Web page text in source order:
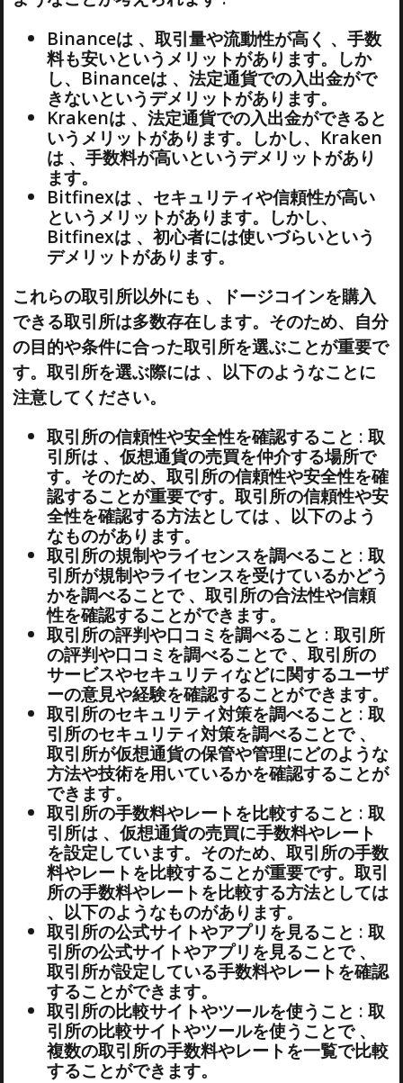
Binanceは 、取引量や流動性が高く 、手数
料も安いというメリットがあります。しか
し、Binanceは 、法定通貨での入出金がで
きないというデメリットがあります。
Krakenは 、法定通貨での入出金ができると
いうメリットがあります。しかし、Kraken
は 、手数料が高いというデメリットがあり
ます。
Bitfinexは 、セキュリティや信頼性が高い
というメリットがあります。しかし、
Bitfinexは 、初心者には使いづらいという
デメリットがあります。
これらの取引所以外にも 、ドージコインを購入
できる取引所は多数存在します。そのため、自分
の目的や条件に合った取引所を選ぶことが重要で
す。取引所を選ぶ際には 、以下のようなことに
注意してください。
取引所の信頼性や安全性を確認すること : 取
引所は 、仮想通貨の売買を仲介する場所で
す。そのため、取引所の信頼性や安全性を確
認することが重要です。取引所の信頼性や安
全性を確認する方法としては 、以下のよう
なものがあります。
取引所の規制やライセンスを調べること : 取
引所が規制やライセンスを受けているかどう
かを調べることで 、取引所の合法性や信頼
性を確認することができます。
取引所の評判や口コミを調べること : 取引所
の評判や口コミを調べることで 、取引所の
サービスやセキュリティなどに関するユーザ
ーの意見や経験を確認することができます。
取引所のセキュリティ対策を調べること : 取
引所のセキュリティ対策を調べることで 、
取引所が仮想通貨の保管や管理にどのような
方法や技術を用いているかを確認することが
できます。
取引所の手数料やレートを比較すること : 取
引所は 、仮想通貨の売買に手数料やレート
を設定しています。そのため、取引所の手数
料やレートを比較することが重要です。取引
所の手数料やレートを比較する方法としては
、以下のようなものがあります。
取引所の公式サイトやアプリを見ること : 取
引所の公式サイトやアプリを見ることで 、
取引所が設定している手数料やレートを確認
することができます。
取引所の比較サイトやツールを使うこと : 取
引所の比較サイトやツールを使うことで 、
複数の取引所の手数料やレートを一覧で比較
することができます。